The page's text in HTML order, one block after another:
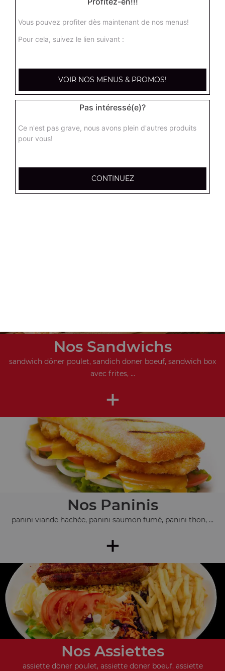
Nos Salades
+
Nos Tex Mex
Nos Sandwichs
sandwich döner poulet, sandich doner boeuf, sandwich box
avec frites, ...
+
Nos Paninis
panini viande hachée, panini saumon fumé, panini thon, ...
+
Nos Assiettes
assiette döner poulet, assiette doner boeuf, assiette
Vous pouvez profiter dès maintenant de nos menus!
Pour cela, suivez le lien suivant :
VOIR NOS MENUS & PROMOS!
Pas intéressé(e)?
Ce n'est pas grave, nous avons plein d'autres produits
pour vous!
CONTINUEZ